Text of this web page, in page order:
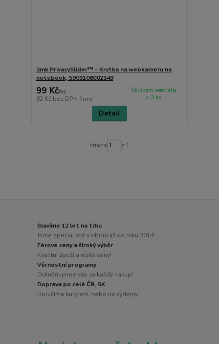
3mk PrivacySlider™ - Krytka na webkameru na
notebook, 5903108002349
99 Kč/ks
82 Kč bez DPH firmy
Skladem centrála
> 3 ks
Detail
strana z 1
Slavíme 12 let na trhu
Jsme specialisté v oboru již od roku 2014!
Férové ceny a široký výběr
Kvalitní zboží a nízké ceny!
Věrnostní programy
Odměňujeme vás za každý nákup!
Doprava po celé ČR, SK
Doručíme kurýrem, nebo na výdejny